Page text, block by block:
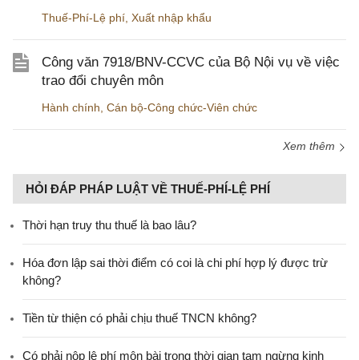
Thuế-Phí-Lệ phí, Xuất nhập khẩu
Công văn 7918/BNV-CCVC của Bộ Nội vụ về việc
trao đổi chuyên môn
Hành chính, Cán bộ-Công chức-Viên chức
Xem thêm
HỎI ĐÁP PHÁP LUẬT VỀ THUẾ-PHÍ-LỆ PHÍ
Thời hạn truy thu thuế là bao lâu?
Hóa đơn lập sai thời điểm có coi là chi phí hợp lý được trừ
không?
Tiền từ thiện có phải chịu thuế TNCN không?
Có phải nộp lệ phí môn bài trong thời gian tạm ngừng kinh